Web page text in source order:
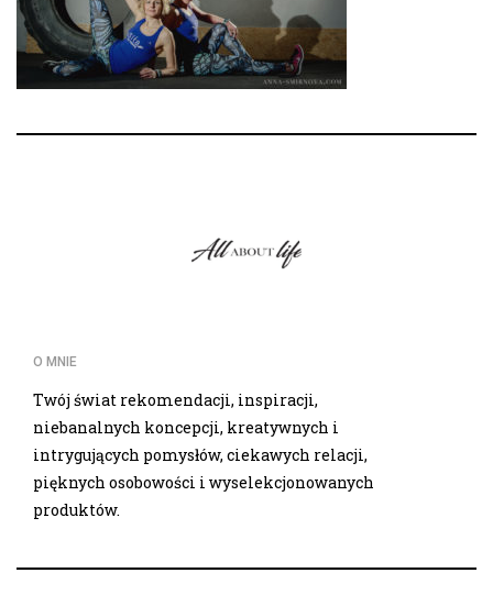
O MNIE
Twój świat rekomendacji, inspiracji,
niebanalnych koncepcji, kreatywnych i
intrygujących pomysłów, ciekawych relacji,
pięknych osobowości i wyselekcjonowanych
produktów.